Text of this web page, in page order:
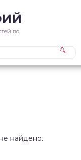
по
найдено.